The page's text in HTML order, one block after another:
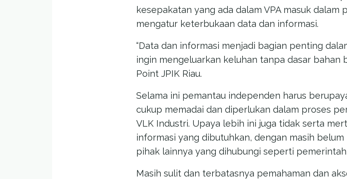
kesepakatan yang ada dalam VPA masuk dalam
mengatur keterbukaan data dan informasi.
“Data dan informasi menjadi bagian penting
ingin mengeluarkan keluhan tanpa dasar bahan
Point JPIK Riau.
Selama ini pemantau independen harus
cukup memadai dan diperlukan dalam proses
VLK Industri. Upaya lebih ini juga tidak serta
informasi yang dibutuhkan, dengan masih
pihak lainnya yang dihubungi seperti
Masih sulit dan terbatasnya pemahaman dan